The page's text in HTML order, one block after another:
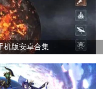
机版安卓合集